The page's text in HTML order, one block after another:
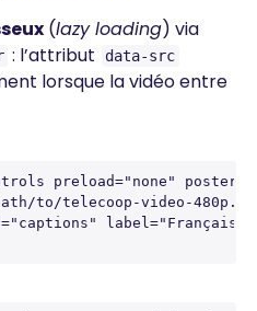
(lazy loading) via
: l’attribut data-src
lorsque la vidéo entre
preload="none"
to/telecoop-video-